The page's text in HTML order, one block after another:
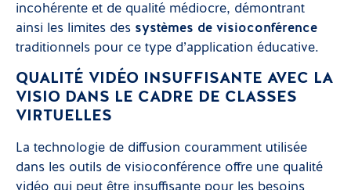
incohérente et de qualité médiocre, démontrant
ainsi les limites des systèmes de visioconférence
traditionnels pour ce type d’application éducative.
QUALITÉ VIDÉO INSUFFISANTE AVEC LA
VISIO DANS LE CADRE DE CLASSES
VIRTUELLES
La technologie de diffusion couramment utilisée
dans les outils de visioconférence offre une qualité